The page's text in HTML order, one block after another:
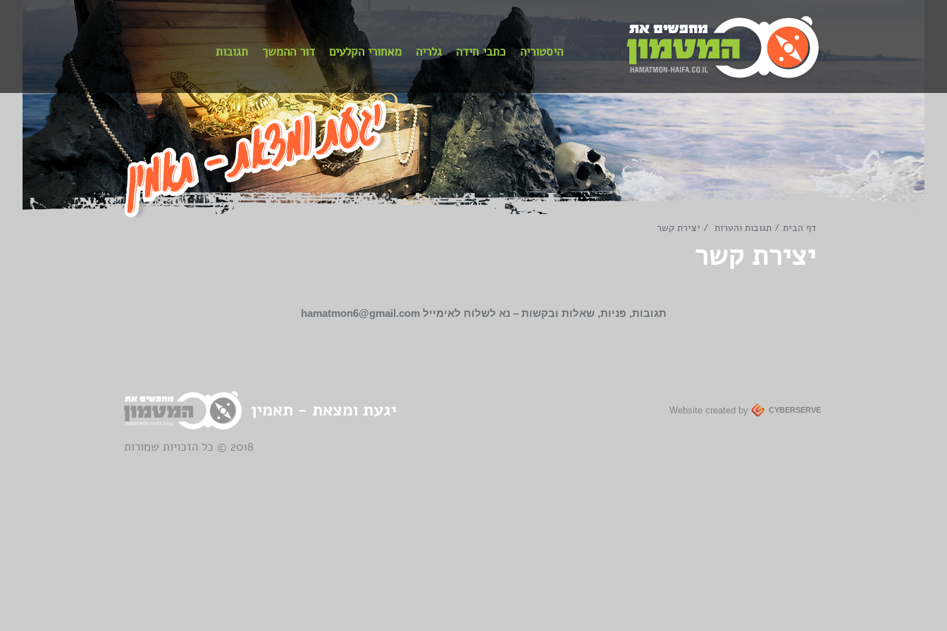
תגובות דור ההמשך מאחורי הקלעים גלריה כתבי חידה היסטוריה
דף הבית / תגובות והערות / יצירת קשר
יצירת קשר
תגובות, פניות, שאלות ובקשות – נא לשלוח לאימייל hamatmon6@gmail.com
Website created by CYBERSERVE
2018 © כל הזכויות שמורות